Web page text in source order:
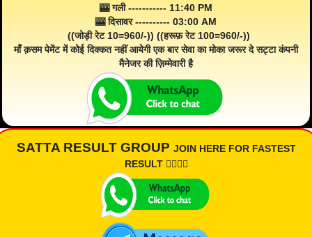
🎰 गली ----------- 11:40 PM
🎰 दिसावर ---------- 03:00 AM
((जोड़ी रेट 10=960/-)) ((हरूफ़ रेट 100=960/-))
माँ क़सम पेमेंट में कोई दिक्कत नहीं आयेगी एक बार सेवा का मोका जरूर दे सट्टा कंपनी
मैनेजर की ज़िम्मेवारी है
SATTA RESULT GROUP JOIN HERE FOR FASTEST
RESULT 👇🏾👇🏾